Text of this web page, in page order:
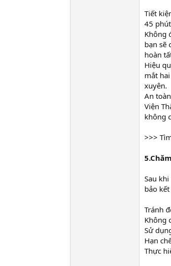
Tiết
45
Không
bạn sẽ
hoàn
Hiệu
mắt
xuyên.
An
Viện
không
>>>
Sau
bảo
Tránh
Không
Sử
Hạn
Thực